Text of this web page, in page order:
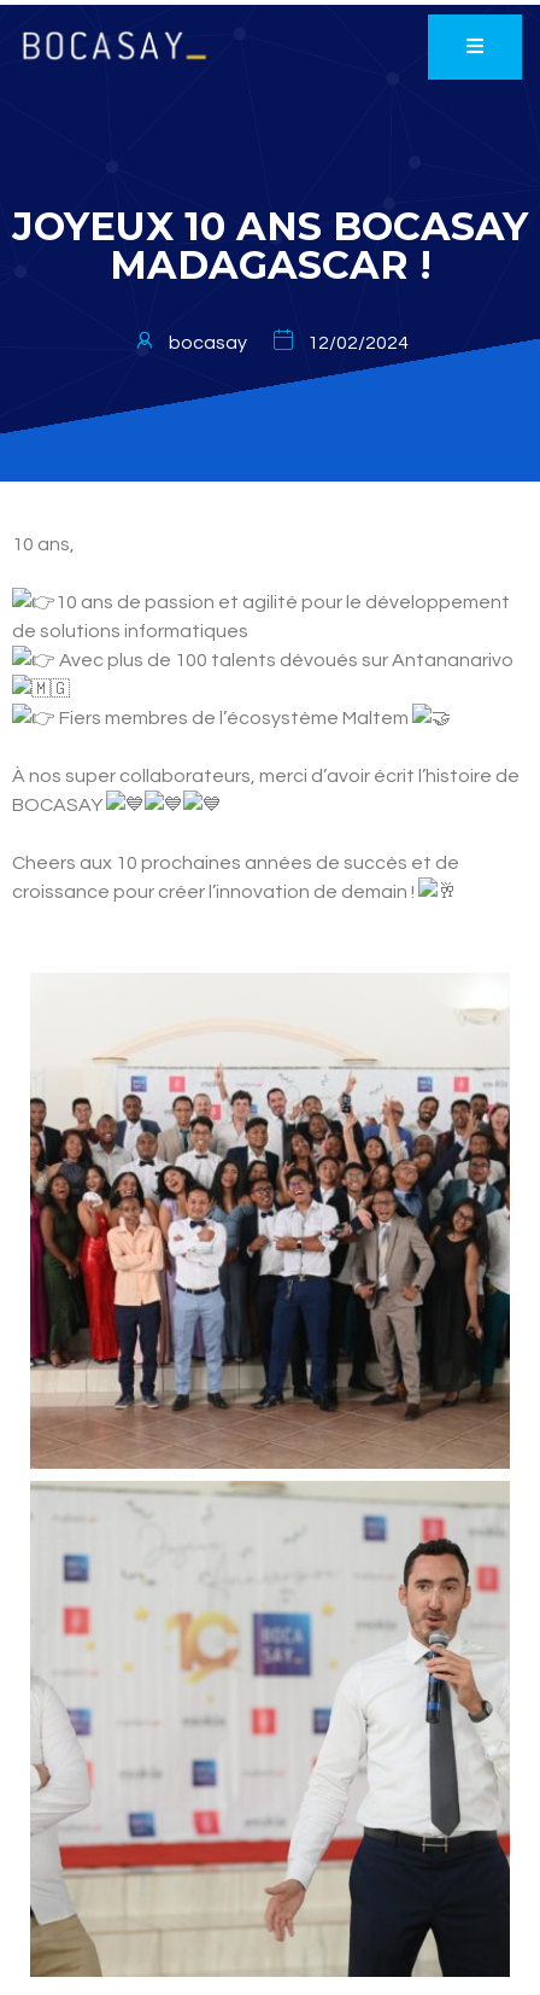
JOYEUX 10 ANS BOCASAY
MADAGASCAR !
bocasay 12/02/2024
10 ans,
10 ans de passion et agilité pour le développement
de solutions informatiques
Avec plus de 100 talents dévoués sur Antananarivo
Fiers membres de l’écosystème Maltem
À nos super collaborateurs, merci d’avoir écrit l’histoire de
BOCASAY
Cheers aux 10 prochaines années de succès et de
croissance pour créer l’innovation de demain !